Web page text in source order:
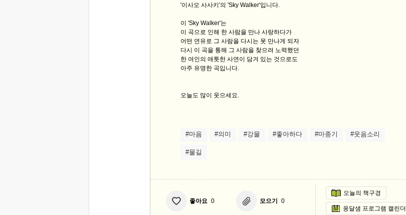
'이사오 사사키'의 'Sky Walker'입니다.
이 'Sky Walker'는
이 곡으로 인해 한 사람을 만나 사랑하다가
어떤 연유로 그 사람을 다시는 못 만나게 되자
다시 이 곡을 통해 그 사람을 찾으려 노력했던
한 여인의 애틋한 사연이 담겨 있는 것으로도
아주 유명한 곡입니다.
오늘도 많이 웃으세요.
#마음 #의미 #강물 #좋아하다 #마종기 #웃음소리
#물길
좋아요 0 모으기 0
오늘의 책구경
옹달샘 프로그램 캘린더